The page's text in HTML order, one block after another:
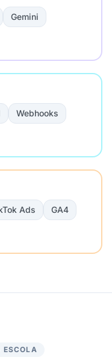
Gemini
Webhooks
Ads
GA4
ESCOLA